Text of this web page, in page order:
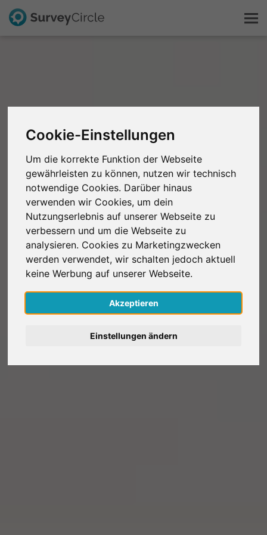
Cookie-Einstellungen
Um die korrekte Funktion der Webseite
gewährleisten zu können, nutzen wir technisch
notwendige Cookies. Darüber hinaus
verwenden wir Cookies, um dein
Nutzungserlebnis auf unserer Webseite zu
verbessern und um die Webseite zu
analysieren. Cookies zu Marketingzwecken
werden verwendet, wir schalten jedoch aktuell
keine Werbung auf unserer Webseite.
Akzeptieren
Einstellungen ändern
Forschung entdecken
FAQ
Kostenlos registrieren
Anmelden
English
Nederlands